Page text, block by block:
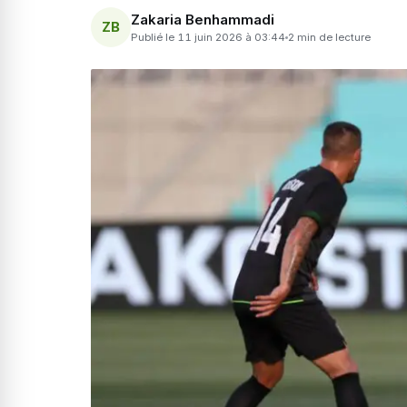
ZB Zakaria Benhammadi
Publié le 11 juin 2026 à 03:44 2 min de lecture